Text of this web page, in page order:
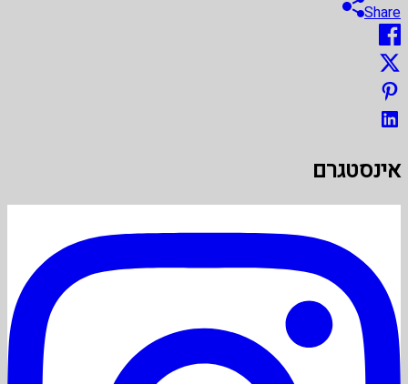
Share
אינסטגרם